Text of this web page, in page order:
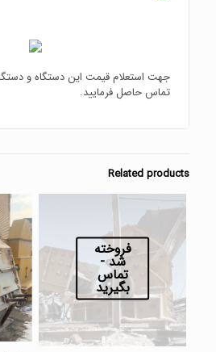
جهت استعلام قیمت این دستگاه و
تماس حاصل فرمایید.
Related products
فروخته
شد -
تماس
بگیرید